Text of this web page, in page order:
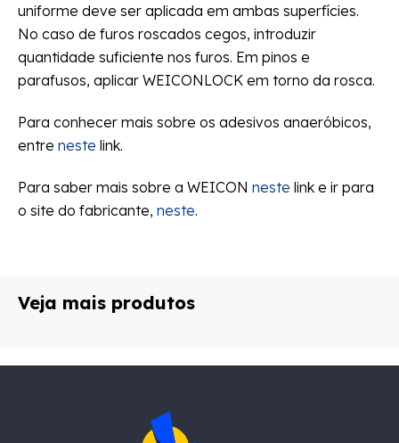
uniforme deve ser aplicada em ambas superfícies.
No caso de furos roscados cegos, introduzir
quantidade suficiente nos furos. Em pinos e
parafusos, aplicar WEICONLOCK em torno da rosca.
Para conhecer mais sobre os adesivos anaeróbicos,
entre neste link.
Para saber mais sobre a WEICON neste link e ir para
o site do fabricante, neste.
Veja mais produtos